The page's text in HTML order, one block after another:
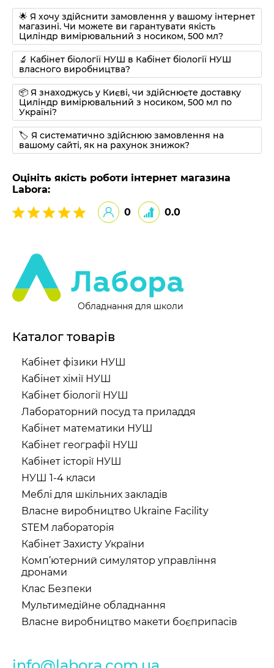
🌟 Я хочу здійснити замовлення у вашому інтернет
магазині. Чи можете ви гарантувати якість
Циліндр вимірювальний з носиком, 500 мл?
🔬 Кабінет біології НУШ в Кабінет біології НУШ
власного виробництва?
📦 Я знаходжусь у Києві, чи здійснюєте доставку
Циліндр вимірювальний з носиком, 500 мл по
Україні?
🏷 Я систематично здійснюю замовлення на
вашому сайті, як на рахунок знижок?
Оцініть якість роботи інтернет магазина
Labora:
0
0.0
Обладнання для школи
Каталог товарів
Кабінет фізики НУШ
Кабінет хімії НУШ
Кабінет біології НУШ
Лабораторний посуд та приладдя
Кабінет математики НУШ
Кабінет географії НУШ
Кабінет історії НУШ
НУШ 1-4 класи
Меблі для шкільних закладів
Власне виробництво Ukraine Facility
STEM лабораторія
Кабінет Захисту України
Комп’ютерний симулятор управління
дронами
Клас Безпеки
Мультимедійне обладнання
Власне виробництво макети боєприпасів